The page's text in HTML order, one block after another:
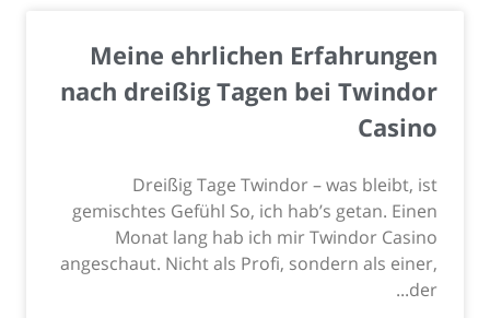
Meine ehrlichen Erfahrungen
nach dreißig Tagen bei Twindor
Casino
Dreißig Tage Twindor – was bleibt, ist
gemischtes Gefühl So, ich hab’s getan. Einen
Monat lang hab ich mir Twindor Casino
angeschaut. Nicht als Profi, sondern als einer,
der...